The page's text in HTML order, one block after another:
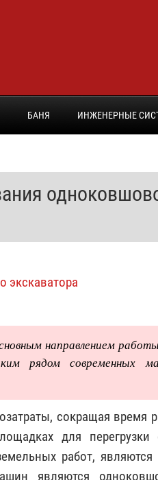
БАНЯ ИНЖЕНЕРНЫЕ
направлением
рядом современных
сокращая время
для
работ, являются
являются